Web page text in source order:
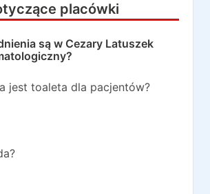
placówki
są w Cezary Latuszek
?
jest toaleta dla pacjentów?